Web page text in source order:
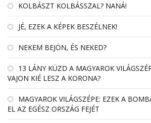
KOLBÁSZT KOLBÁSSZAL? NANÁ!
JÉ, EZEK A KÉPEK BESZÉLNEK!
NEKEM BEJÖN, ÉS NEKED?
13 LÁNY KÜZD A MAGYAROK
VAJON KIÉ LESZ A KORONA?
MAGYAROK VILÁGSZÉPE: EZEK A
EL AZ EGÉSZ ORSZÁG FEJÉT